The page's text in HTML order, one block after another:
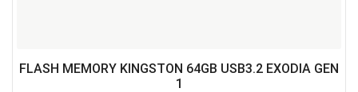
FLASH MEMORY KINGSTON 64GB USB3.2 EXODIA GEN
1